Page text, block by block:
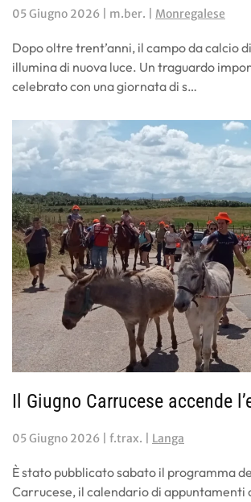
05 Giugno 2026 | m.ber. | Monregalese
Dopo oltre trent’anni, il campo da calcio
illumina di nuova luce. Un traguardo
celebrato con una giornata di s…
Il Giugno Carrucese accende
05 Giugno 2026 | f.trax. | Langa
È stato pubblicato sabato il programma
Carrucese, il calendario di appuntamenti